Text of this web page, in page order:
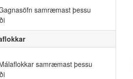
samræmast þessu
samræmast þessu